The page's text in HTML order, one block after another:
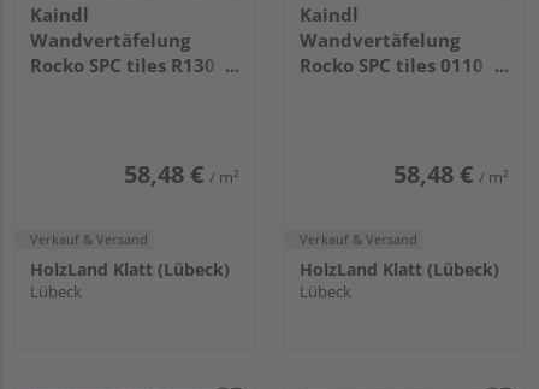
Kaindl
Wandvertäfelung
Rocko SPC tiles R130
58,48 € / m²
Verkauf & Versand
HolzLand Klatt (Lübeck)
Lübeck
Kaindl
Wandvertäfelung
Rocko SPC tiles 0110
58,48 € / m²
Verkauf & Versand
HolzLand Klatt (Lübeck)
Lübeck